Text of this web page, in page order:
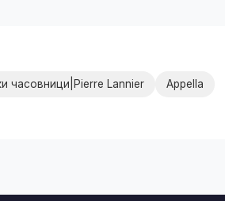
часовници|Pierre Lannier Appella